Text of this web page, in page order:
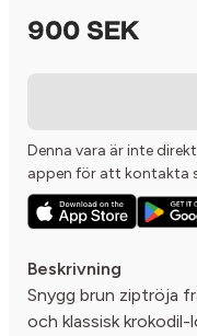
900 SEK
Denna vara är inte
appen för att kontakta
Beskrivning
Snygg brun ziptröja
och klassisk